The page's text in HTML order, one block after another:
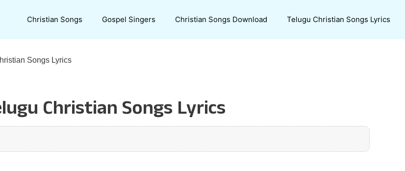
Christian Songs Gospel Singers Christian Songs Download Telugu Christian Songs Lyrics
Songs Lyrics
Christian Songs Lyrics